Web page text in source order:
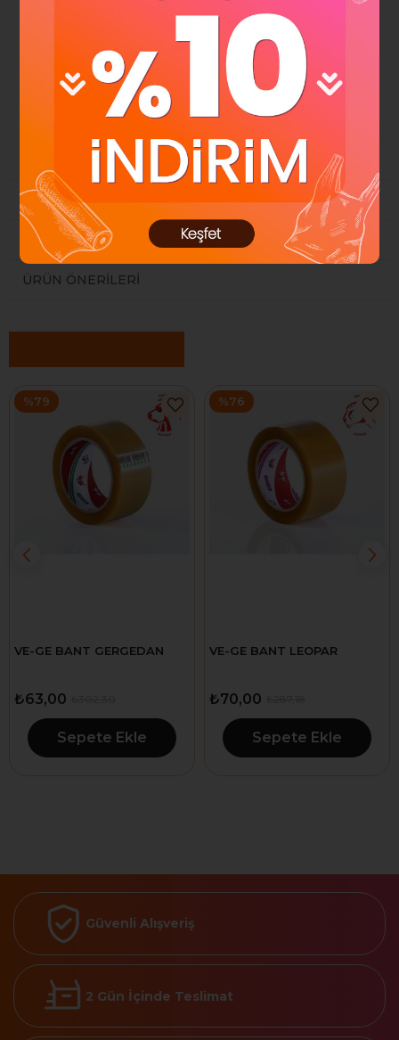
Ve-Ge ambalaj koli bantları basınca ve
gerilmeye karşı dayanıklıdır.
Şeffaftır.
YORUMLAR
ÖDEME SEÇENEKLERI
ÜRÜN ÖNERILERI
VE-GE BANT GERGEDAN
₺63,00
Sepete Ekle
%79
VE-GE BANT LEOPAR
₺70,00
Sepete Ekle
%76
Güvenli Alışveriş
2 Gün İçinde Teslimat